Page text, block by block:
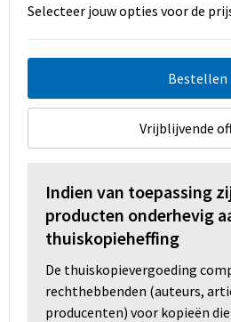
Selecteer jouw opties voor de
Bestellen
Vrijblijvende
Indien van toepassing
producten onderhevig
thuiskopieheffing
De thuiskopievergoeding
rechthebbenden (auteurs,
producenten) voor kopieën